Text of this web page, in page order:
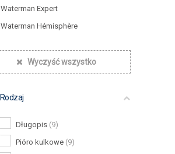
Waterman Expert
Waterman Hémisphère
Wyczyść wszystko
Rodzaj
Długopis (9)
Pióro kulkowe (9)